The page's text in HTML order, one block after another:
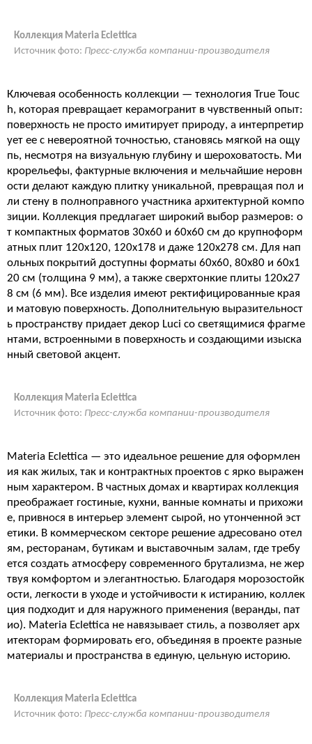
Коллекция Materia Eclettica
Источник фото: Пресс-служба компании-производителя
Ключевая особенность коллекции — технология True Touc
h, которая превращает керамогранит в чувственный опыт:
поверхность не просто имитирует природу, а интерпретир
ует ее с невероятной точностью, становясь мягкой на ощу
пь, несмотря на визуальную глубину и шероховатость. Ми
крорельефы, фактурные включения и мельчайшие неровн
ости делают каждую плитку уникальной, превращая пол и
ли стену в полноправного участника архитектурной компо
зиции. Коллекция предлагает широкий выбор размеров: о
т компактных форматов 30x60 и 60x60 см до крупноформ
атных плит 120x120, 120x178 и даже 120x278 см. Для нап
ольных покрытий доступны форматы 60x60, 80x80 и 60x1
20 см (толщина 9 мм), а также сверхтонкие плиты 120x27
8 см (6 мм). Все изделия имеют ректифицированные края
и матовую поверхность. Дополнительную выразительност
ь пространству придает декор Luci со светящимися фрагме
нтами, встроенными в поверхность и создающими изыска
нный световой акцент.
Коллекция Materia Eclettica
Источник фото: Пресс-служба компании-производителя
Materia Eclettica — это идеальное решение для оформлен
ия как жилых, так и контрактных проектов с ярко выражен
ным характером. В частных домах и квартирах коллекция
преображает гостиные, кухни, ванные комнаты и прихожи
е, привнося в интерьер элемент сырой, но утонченной эст
етики. В коммерческом секторе решение адресовано отел
ям, ресторанам, бутикам и выставочным залам, где требу
ется создать атмосферу современного брутализма, не жер
твуя комфортом и элегантностью. Благодаря морозостойк
ости, легкости в уходе и устойчивости к истиранию, коллек
ция подходит и для наружного применения (веранды, пат
ио). Materia Eclettica не навязывает стиль, а позволяет арх
итекторам формировать его, объединяя в проекте разные
материалы и пространства в единую, цельную историю.
Коллекция Materia Eclettica
Источник фото: Пресс-служба компании-производителя